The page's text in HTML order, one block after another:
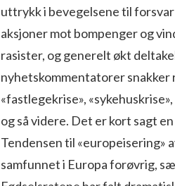
uttrykk i bevegelsene til
aksjoner mot bompenger og
rasister, og generelt økt
nyhetskommentatorer snakker
«fastlegekrise»,
og så videre. Det er kort sagt
Tendensen til «europeisering»
samfunnet i Europa forøvrig,